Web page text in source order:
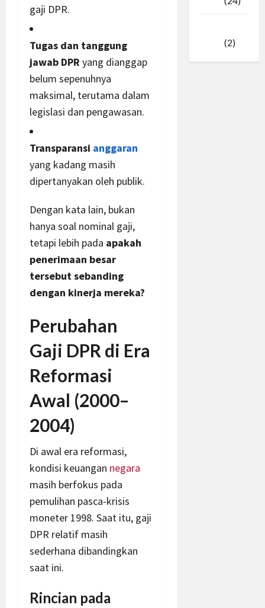
gaji DPR.
Tugas dan tanggung
jawab DPR yang dianggap
belum sepenuhnya
maksimal, terutama dalam
legislasi dan pengawasan.
Transparansi anggaran
yang kadang masih
dipertanyakan oleh publik.
Dengan kata lain, bukan
hanya soal nominal gaji,
tetapi lebih pada apakah
penerimaan besar
tersebut sebanding
dengan kinerja mereka?
Perubahan
Gaji DPR di Era
Reformasi
Awal (2000–
2004)
Di awal era reformasi,
kondisi keuangan negara
masih berfokus pada
pemulihan pasca-krisis
moneter 1998. Saat itu, gaji
DPR relatif masih
sederhana dibandingkan
saat ini.
Rincian pada
(2)